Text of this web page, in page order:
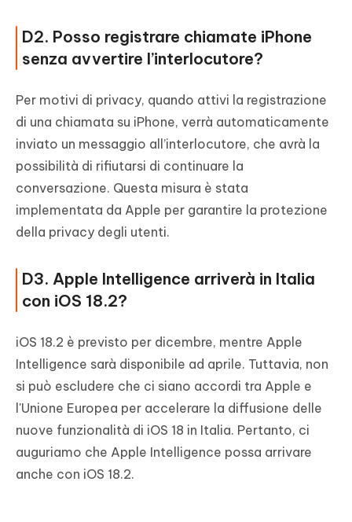
D2. Posso registrare chiamate iPhone
senza avvertire l’interlocutore?
Per motivi di privacy, quando attivi la registrazione
di una chiamata su iPhone, verrà automaticamente
inviato un messaggio all’interlocutore, che avrà la
possibilità di rifiutarsi di continuare la
conversazione. Questa misura è stata
implementata da Apple per garantire la protezione
della privacy degli utenti.
D3. Apple Intelligence arriverà in Italia
con iOS 18.2?
iOS 18.2 è previsto per dicembre, mentre Apple
Intelligence sarà disponibile ad aprile. Tuttavia, non
si può escludere che ci siano accordi tra Apple e
l'Unione Europea per accelerare la diffusione delle
nuove funzionalità di iOS 18 in Italia. Pertanto, ci
auguriamo che Apple Intelligence possa arrivare
anche con iOS 18.2.